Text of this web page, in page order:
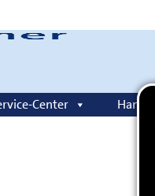
Center